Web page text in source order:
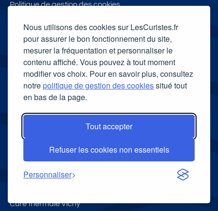
Nous utilisons des cookies sur LesCuristes.fr
pour assurer le bon fonctionnement du site,
mesurer la fréquentation et personnaliser le
contenu affiché. Vous pouvez à tout moment
modifier vos choix. Pour en savoir plus, consultez
notrepolitique de gestion des cookiessitué tout
en bas de la page.
Tout accepter
Refuser les cookies non essentiels
Personnaliser
Politique de gestion des cookies
Partenaires
Proposer une location
MonRendezVousVeto
Stations thermales
Cure thermale Avène les Bains
Cure thermale Dax
Cure thermale Aix les Bains
Cure thermale Vichy